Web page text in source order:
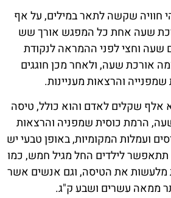
חוויה שקשה לתאר במילים, על אף
שעה אחת כל המפגש אורך שש
שעה וחצי לפני ההמראה לנקודת
אורכת שעה, ולאחר מכן חוגגים
והרצאות מעניינות.
אלף שקלים לאדם והוא כולל, טיסה
הרמת כוסית שמפניה והרצאות
ועמלות המקומיות, באופן טבעי יש
לילדים החל מגיל חמש, כמו
מלעשות את הטיסה, וגם אנשים אשר
ממאה עשרים ושבע ק"ג.